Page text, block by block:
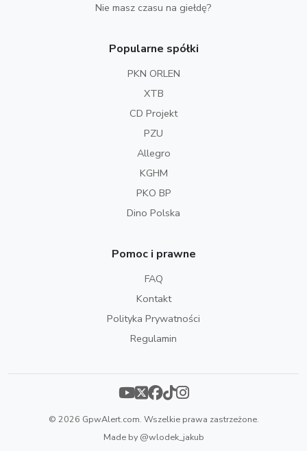
Nie masz czasu na giełdę?
Popularne spółki
PKN ORLEN
XTB
CD Projekt
PZU
Allegro
KGHM
PKO BP
Dino Polska
Pomoc i prawne
FAQ
Kontakt
Polityka Prywatności
Regulamin
© 2026 GpwAlert.com. Wszelkie prawa zastrzeżone.
Made by@wlodek_jakub